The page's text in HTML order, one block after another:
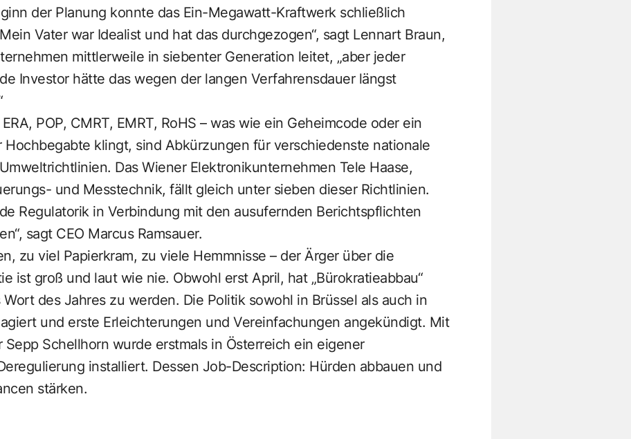
der Planung konnte das Ein-Megawatt-Kraftwerk schließlich
Vater war Idealist und hat das durchgezogen“, sagt Lennart Braun,
mittlerweile in siebenter Generation leitet, „aber jeder
Investor hätte das wegen der langen Verfahrensdauer längst
ERA, POP, CMRT, EMRT, RoHS – was wie ein Geheimcode oder ein
Hochbegabte klingt, sind Abkürzungen für verschiedenste nationale
Das Wiener Elektronikunternehmen Tele Haase,
und Messtechnik, fällt gleich unter sieben dieser Richtlinien.
Regulatorik in Verbindung mit den ausufernden Berichtspflichten
sagt CEO Marcus Ramsauer.
zu viel Papierkram, zu viele Hemmnisse – der Ärger über die
ist groß und laut wie nie. Obwohl erst April, hat „Bürokratieabbau“
des Jahres zu werden. Die Politik sowohl in Brüssel als auch in
und erste Erleichterungen und Vereinfachungen angekündigt. Mit
Schellhorn wurde erstmals in Österreich ein eigener
installiert. Dessen Job-Description: Hürden abbauen und
stärken.